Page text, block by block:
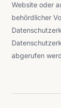
Website oder
behördlicher
abgerufen